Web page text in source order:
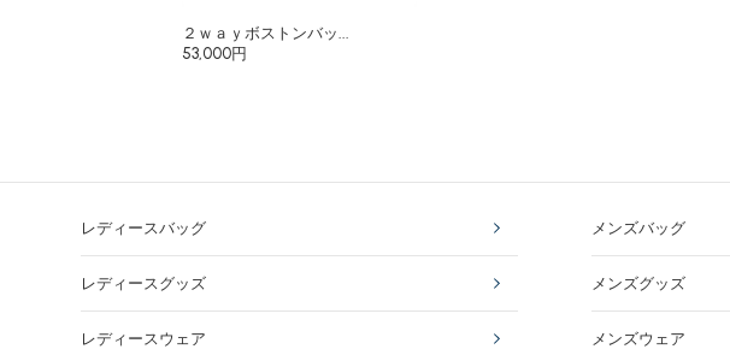
２ｗａｙボストンバッ...
53,000円
レディースバッグ
レディースグッズ
レディースウェア
メンズバッグ
メンズグッズ
メンズウェア